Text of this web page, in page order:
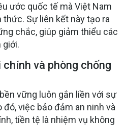
ước quốc tế mà Việt Nam
Sự liên kết này tạo ra
chắc, giúp giảm thiểu các
giới.
chính và phòng chống
vững luôn gắn liền với sự
đó, việc bảo đảm an ninh và
tiền tệ là nhiệm vụ không